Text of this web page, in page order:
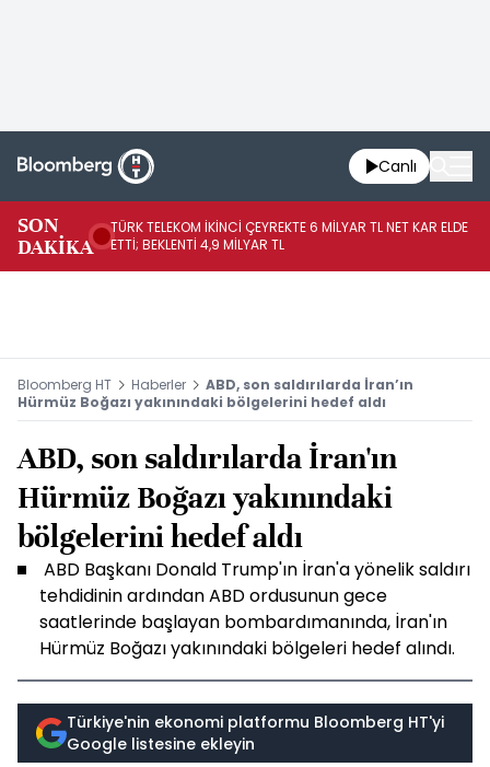
Canlı
SON
DAKİKA
TÜRK TELEKOM İKİNCİ ÇEYREKTE 6 MİLYAR TL NET KAR ELDE
ETTİ; BEKLENTİ 4,9 MİLYAR TL
Bloomberg HT Haberler
ABD, son saldırılarda İran’ın
Hürmüz Boğazı yakınındaki bölgelerini hedef aldı
ABD, son saldırılarda İran'ın
Hürmüz Boğazı yakınındaki
bölgelerini hedef aldı
ABD Başkanı Donald Trump'ın İran'a yönelik saldırı
tehdidinin ardından ABD ordusunun gece
saatlerinde başlayan bombardımanında, İran'ın
Hürmüz Boğazı yakınındaki bölgeleri hedef alındı.
Türkiye'nin ekonomi platformu Bloomberg HT'yi
Google listesine ekleyin